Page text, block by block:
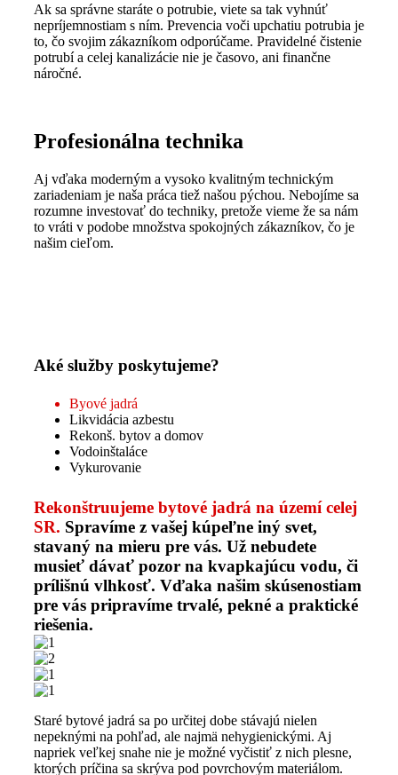
Ak sa správne staráte o potrubie, viete sa tak vyhnúť
nepríjemnostiam s ním. Prevencia voči upchatiu potrubia je
to, čo svojim zákazníkom odporúčame. Pravidelné čistenie
potrubí a celej kanalizácie nie je časovo, ani finančne
náročné.
Profesionálna technika
Aj vďaka moderným a vysoko kvalitným technickým
zariadeniam je naša práca tiež našou pýchou. Nebojíme sa
rozumne investovať do techniky, pretože vieme že sa nám
to vráti v podobe množstva spokojných zákazníkov, čo je
našim cieľom.
Aké služby poskytujeme?
Byové jadrá
Likvidácia azbestu
Rekonš. bytov a domov
Vodoinštaláce
Vykurovanie
Rekonštruujeme bytové jadrá na území celej
SR. Spravíme z vašej kúpeľne iný svet,
stavaný na mieru pre vás. Už nebudete
musieť dávať pozor na kvapkajúcu vodu, či
prílišnú vlhkosť. Vďaka našim skúsenostiam
pre vás pripravíme trvalé, pekné a praktické
riešenia.
Staré bytové jadrá sa po určitej dobe stávajú nielen
nepeknými na pohľad, ale najmä nehygienickými. Aj
napriek veľkej snahe nie je možné vyčistiť z nich plesne,
ktorých príčina sa skrýva pod povrchovým materiálom.